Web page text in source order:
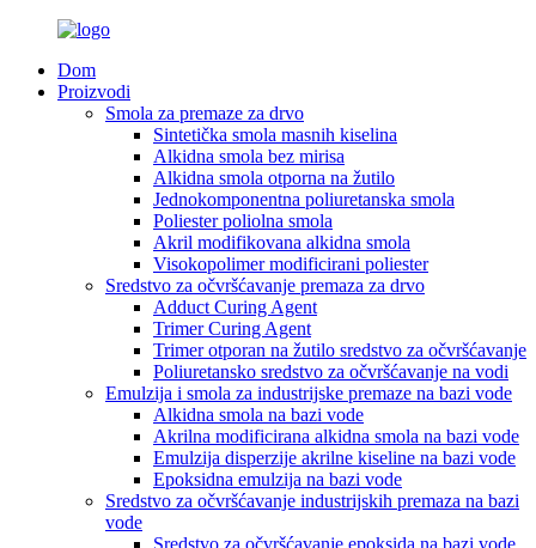
Dom
Proizvodi
Smola za premaze za drvo
Sintetička smola masnih kiselina
Alkidna smola bez mirisa
Alkidna smola otporna na žutilo
Jednokomponentna poliuretanska smola
Poliester poliolna smola
Akril modifikovana alkidna smola
Visokopolimer modificirani poliester
Sredstvo za očvršćavanje premaza za drvo
Adduct Curing Agent
Trimer Curing Agent
Trimer otporan na žutilo sredstvo za očvršćavanje
Poliuretansko sredstvo za očvršćavanje na vodi
Emulzija i smola za industrijske premaze na bazi vode
Alkidna smola na bazi vode
Akrilna modificirana alkidna smola na bazi vode
Emulzija disperzije akrilne kiseline na bazi vode
Epoksidna emulzija na bazi vode
Sredstvo za očvršćavanje industrijskih premaza na bazi
vode
Sredstvo za očvršćavanje epoksida na bazi vode